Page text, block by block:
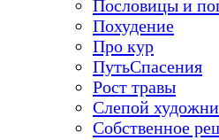
Пословицы и
Похудение
Про кур
ПутьСпасения
Рост травы
Слепой
Собственное